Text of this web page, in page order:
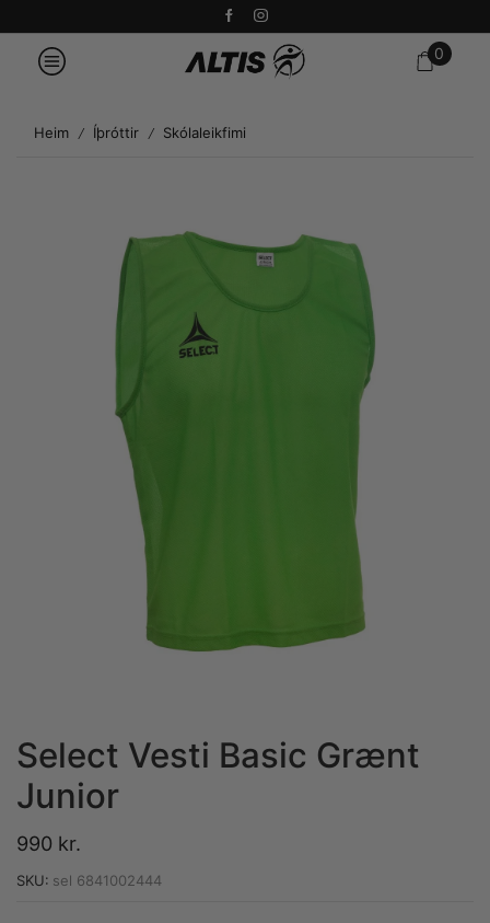
0
Heim / Íþróttir / Skólaleikfimi
Select Vesti Basic Grænt
Junior
990 kr.
SKU: sel 6841002444